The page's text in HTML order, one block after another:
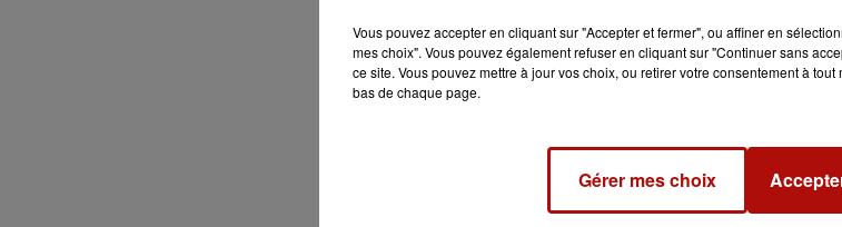
Vous pouvez accepter en cliquant sur "Accepter et fermer", ou affiner en
mes choix". Vous pouvez également refuser en cliquant sur "Continuer sans
ce site. Vous pouvez mettre à jour vos choix, ou retirer votre consentement à
bas de chaque page.
Gérer mes choix